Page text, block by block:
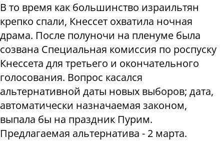
В то время как большинство израильтян
крепко спали, Кнессет охватила ночная
драма. После полуночи на пленуме была
созвана Специальная комиссия по роспуску
Кнессета для третьего и окончательного
голосования. Вопрос касался
альтернативной даты новых выборов; дата,
автоматически назначаемая законом,
выпала бы на праздник Пурим.
Предлагаемая альтернатива - 2 марта.